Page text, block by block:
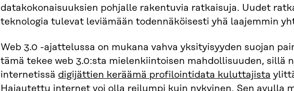
datakokonaisuuksien pohjalle rakentuvia ratkaisuja. Uudet
teknologia tulevat leviämään todennäköisesti yhä laajemmin
Web 3.0 -ajattelussa on mukana vahva yksityisyyden suojan
tämä tekee web 3.0:sta mielenkiintoisen mahdollisuuden, sillä
internetissä digijättien keräämä profilointidata kuluttajista
Hajautettu internet voi olla reilumpi kuin nykyinen. Sen avulla